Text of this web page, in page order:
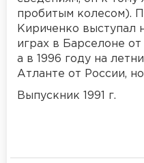
пробитым колесом).
Кириченко выступал
играх в Барселоне
а в 1996 году на
Атланте от России,
Выпускник 1991 г.